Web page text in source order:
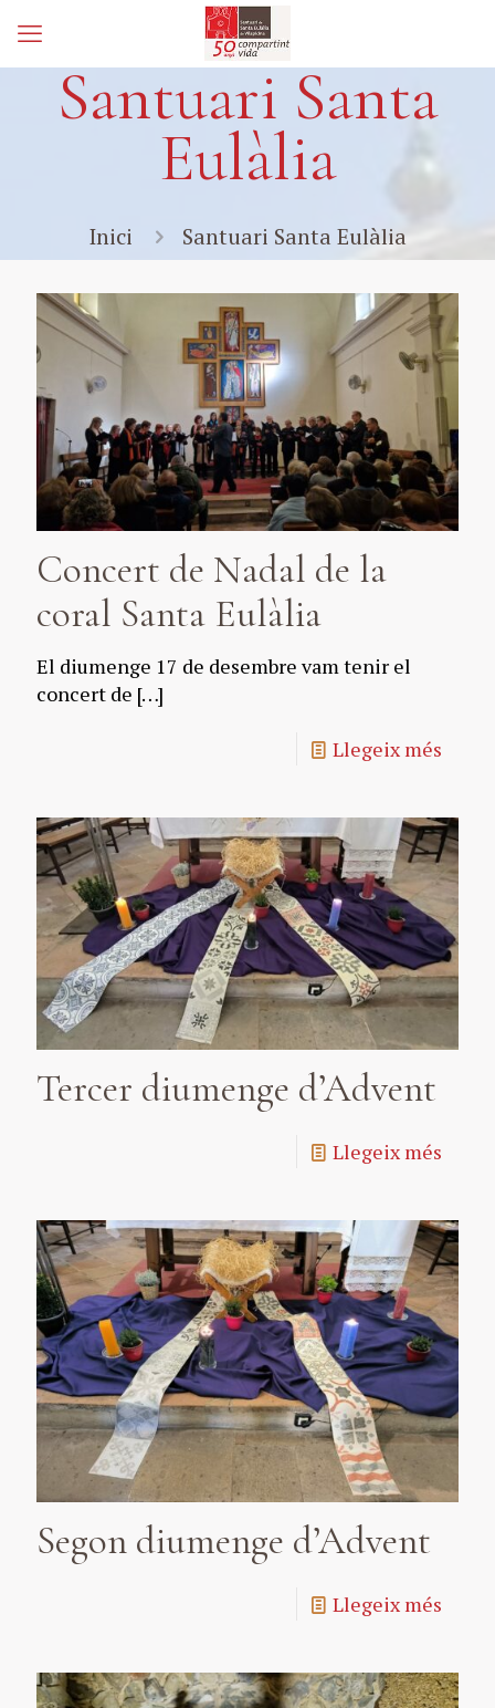
Santuari Santa
Eulàlia
Inici Santuari Santa Eulàlia
Concert de Nadal de la
coral Santa Eulàlia
El diumenge 17 de desembre vam tenir el
concert de […]
Llegeix més
Tercer diumenge d’Advent
Llegeix més
Segon diumenge d’Advent
Llegeix més